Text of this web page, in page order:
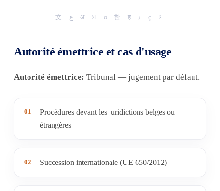
文 ع अ Я α 한 ह د ç ß
Autorité émettrice et cas d'usage
Autorité émettrice: Tribunal — jugement par défaut.
01
Procédures devant les juridictions belges ou
étrangères
02 Succession internationale (UE 650/2012)